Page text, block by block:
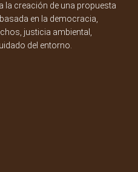
la creación de una propuesta
en la democracia,
justicia ambiental,
del entorno.